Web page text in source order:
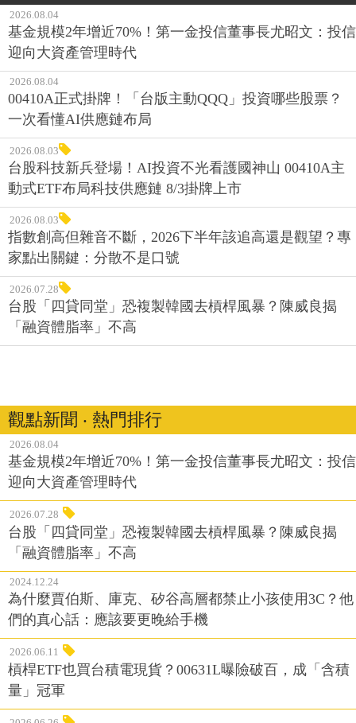
迎向大資產管理時代
2026.08.04
00410A正式掛牌！「台版主動QQQ」投資哪些股票？
一次看懂AI供應鏈布局
2026.08.03
台股科技新兵登場！AI投資不光看護國神山 00410A主
動式ETF布局科技供應鏈 8/3掛牌上市
2026.08.03
指數創高但雜音不斷，2026下半年該追高還是觀望？專
家點出關鍵：分散不是口號
2026.07.28
台股「四貸同堂」恐複製韓國去槓桿風暴？陳威良揭
「融資體脂率」不高
2026.08.04
基金規模2年增近70%！第一金投信董事長尤昭文：投信
迎向大資產管理時代
2026.07.28
台股「四貸同堂」恐複製韓國去槓桿風暴？陳威良揭
「融資體脂率」不高
2024.12.24
為什麼賈伯斯、庫克、矽谷高層都禁止小孩使用3C？他
們的真心話：應該要更晚給手機
2026.06.11
槓桿ETF也買台積電現貨？00631L曝險破百，成「含積
量」冠軍
2026.06.26
「台股上看5萬5？」產業隊長張捷：AI重新定價台股！